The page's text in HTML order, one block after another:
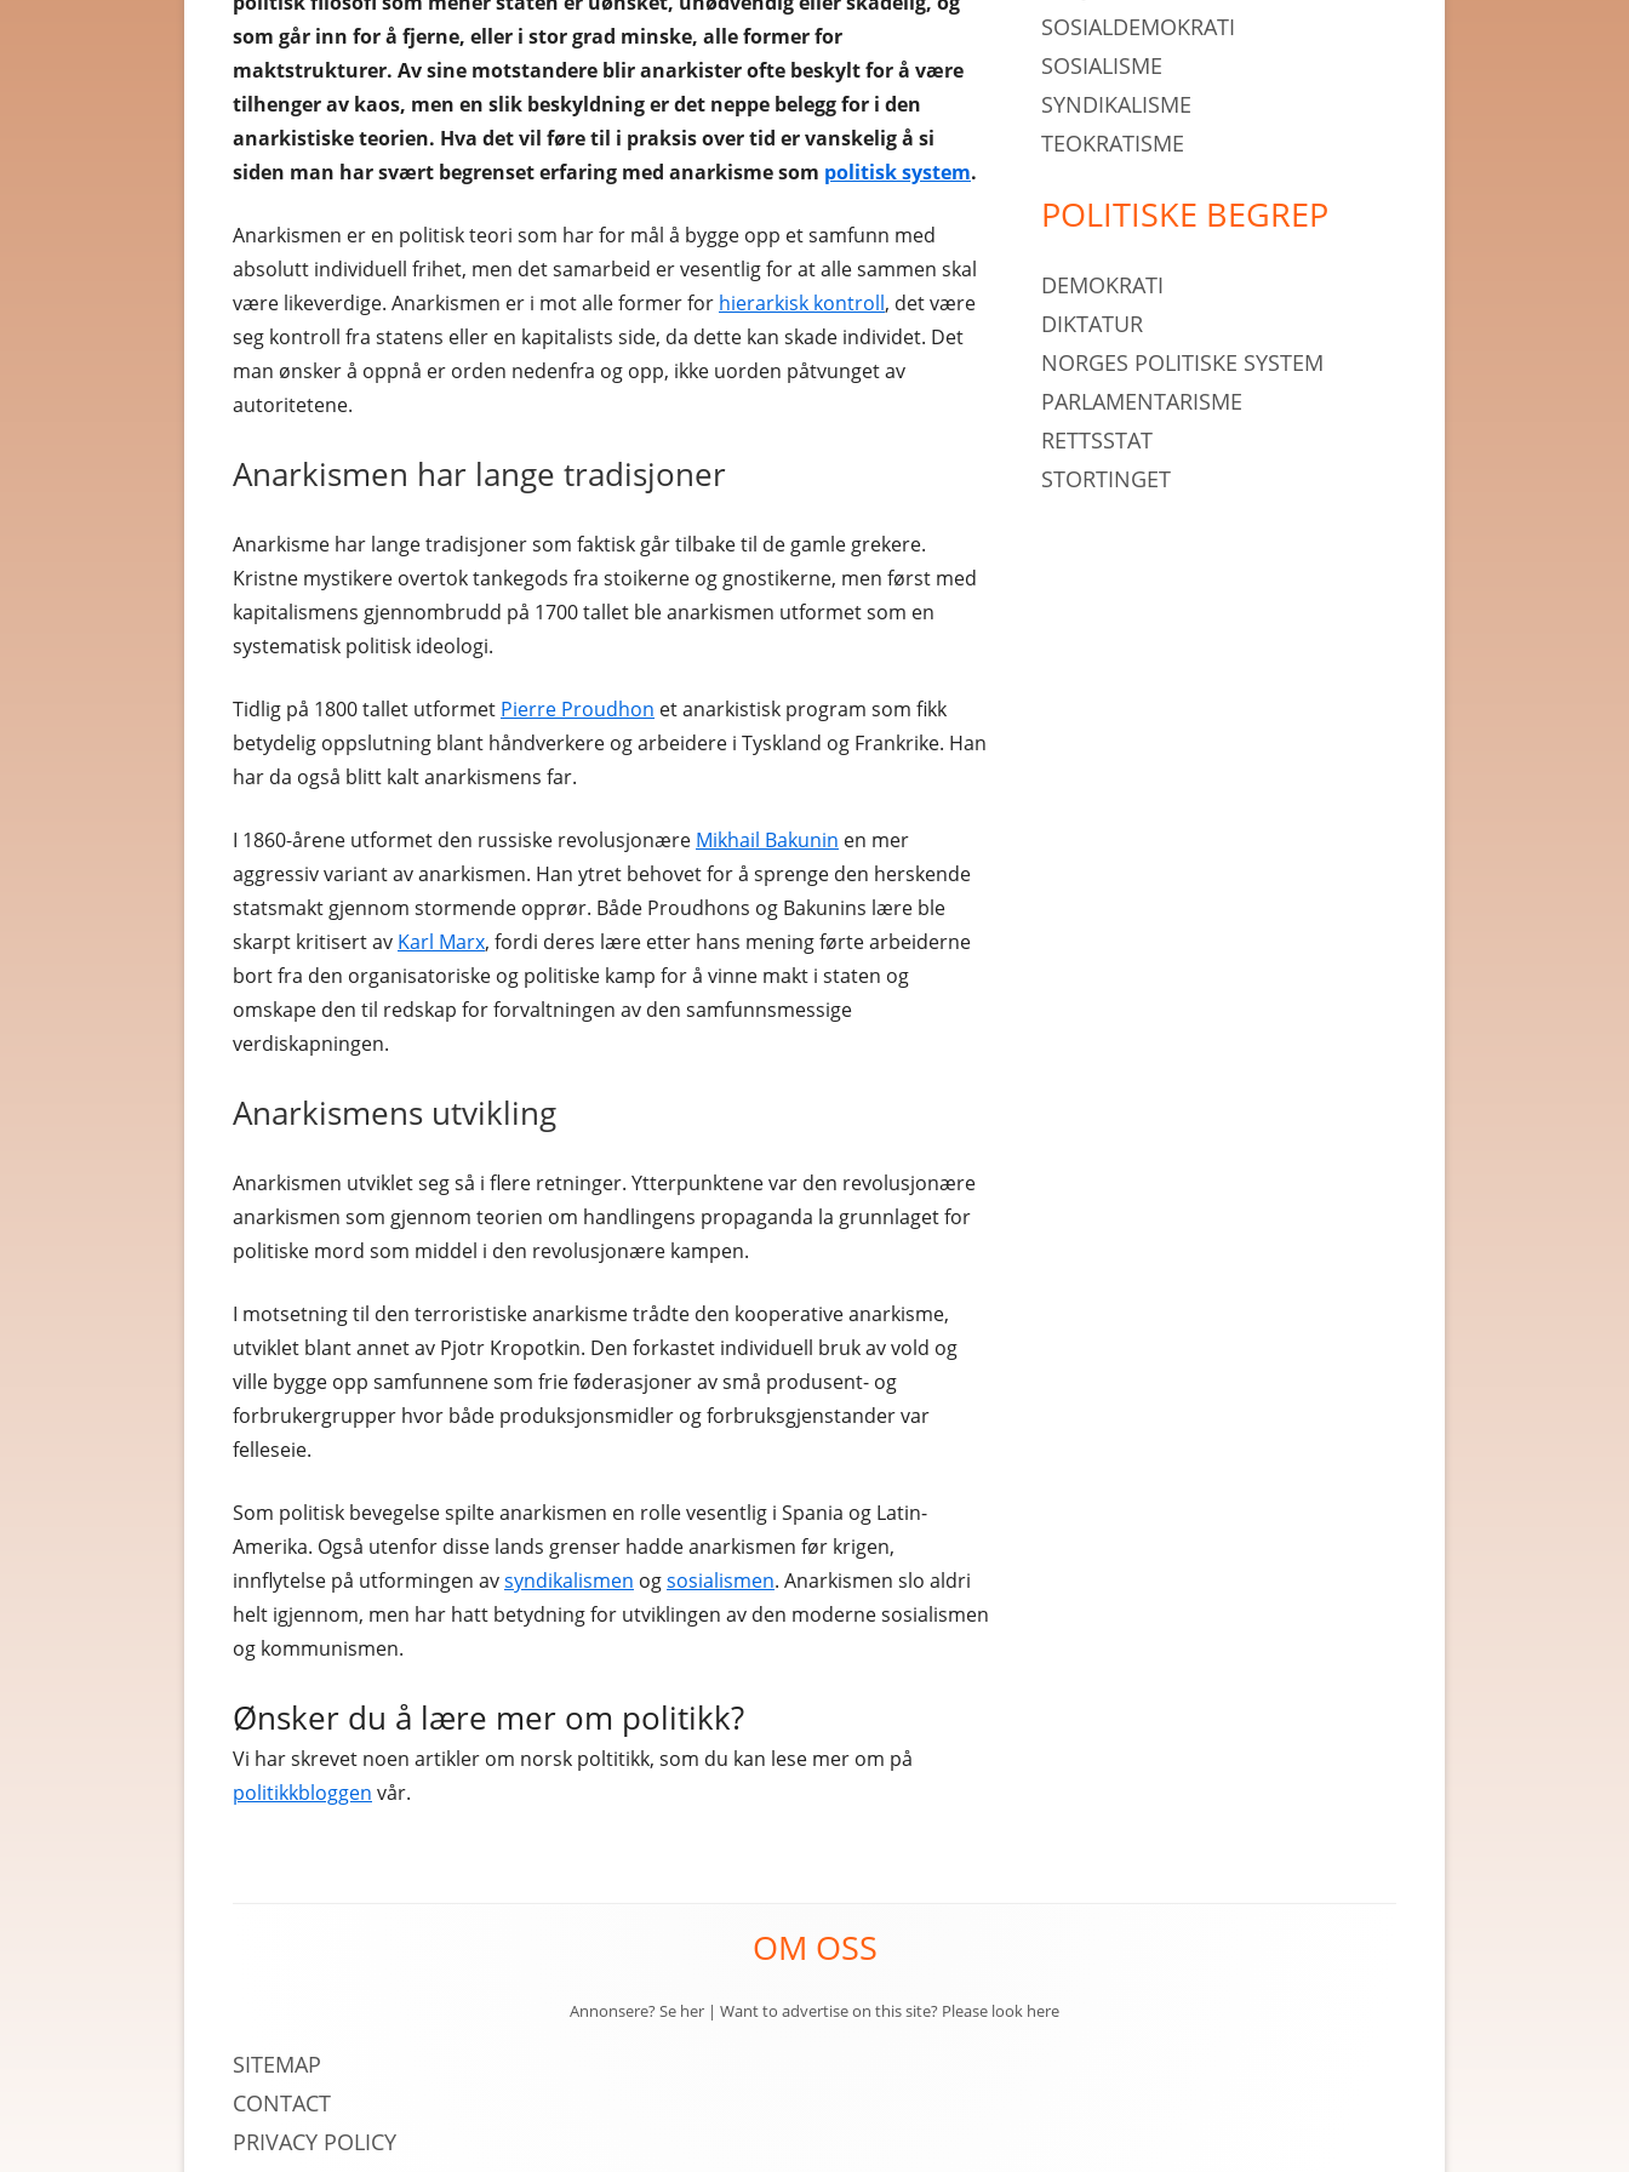
MILJØPARTIET DE GRØNNE
RØDT SYNDIKALISME
som går inn for å fjerne, eller i stor grad minske, alle former for
maktstrukturer. Av sine motstandere blir anarkister ofte beskylt for å være
tilhenger av kaos, men en slik beskyldning er det neppe belegg for i den
anarkistiske teorien. Hva det vil føre til i praksis over tid er vanskelig å si
siden man har svært begrenset erfaring med anarkisme som politisk system.
Anarkismen er en politisk teori som har for mål å bygge opp et samfunn med
absolutt individuell frihet, men det samarbeid er vesentlig for at alle sammen skal
være likeverdige. Anarkismen er i mot alle former for hierarkisk kontroll, det være
seg kontroll fra statens eller en kapitalists side, da dette kan skade individet. Det
man ønsker å oppnå er orden nedenfra og opp, ikke uorden påtvunget av
autoritetene.
Anarkismen har lange tradisjoner
Anarkisme har lange tradisjoner som faktisk går tilbake til de gamle grekere.
Kristne mystikere overtok tankegods fra stoikerne og gnostikerne, men først med
kapitalismens gjennombrudd på 1700 tallet ble anarkismen utformet som en
systematisk politisk ideologi.
Tidlig på 1800 tallet utformet Pierre Proudhon et anarkistisk program som fikk
betydelig oppslutning blant håndverkere og arbeidere i Tyskland og Frankrike. Han
har da også blitt kalt anarkismens far.
I 1860-årene utformet den russiske revolusjonære Mikhail Bakunin en mer
aggressiv variant av anarkismen. Han ytret behovet for å sprenge den herskende
statsmakt gjennom stormende opprør. Både Proudhons og Bakunins lære ble
skarpt kritisert av Karl Marx, fordi deres lære etter hans mening førte arbeiderne
bort fra den organisatoriske og politiske kamp for å vinne makt i staten og
omskape den til redskap for forvaltningen av den samfunnsmessige
verdiskapningen.
Anarkismens utvikling
Anarkismen utviklet seg så i flere retninger. Ytterpunktene var den revolusjonære
anarkismen som gjennom teorien om handlingens propaganda la grunnlaget for
politiske mord som middel i den revolusjonære kampen.
I motsetning til den terroristiske anarkisme trådte den kooperative anarkisme,
utviklet blant annet av Pjotr Kropotkin. Den forkastet individuell bruk av vold og
ville bygge opp samfunnene som frie føderasjoner av små produsent- og
forbrukergrupper hvor både produksjonsmidler og forbruksgjenstander var
felleseie.
Som politisk bevegelse spilte anarkismen en rolle vesentlig i Spania og Latin-
Amerika. Også utenfor disse lands grenser hadde anarkismen før krigen,
innflytelse på utformingen avsyndikalismen ogsosialismen. Anarkismen slo aldri
helt igjennom, men har hatt betydning for utviklingen av den moderne sosialismen
og kommunismen.
Ønsker du å lære mer om politikk?
Vi har skrevet noen artikler om norsk poltitikk, som du kan lese mer om på
politikkbloggen vår.
SOSIALDEMOKRATI
SOSIALISME
SYNDIKALISME
TEOKRATISME
POLITISKE BEGREP
DEMOKRATI
DIKTATUR
NORGES POLITISKE SYSTEM
PARLAMENTARISME
RETTSSTAT
STORTINGET
OM OSS
Annonsere? Se her | Want to advertise on this site? Please look here
SITEMAP
CONTACT
PRIVACY POLICY